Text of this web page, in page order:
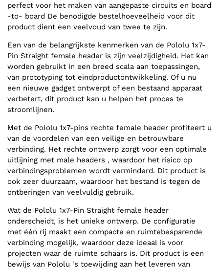
perfect voor het maken van aangepaste circuits en board
-to- board De benodigde bestelhoeveelheid voor dit
product dient een veelvoud van twee te zijn.
Een van de belangrijkste kenmerken van de Pololu 1x7-
Pin Straight female header is zijn veelzijdigheid. Het kan
worden gebruikt in een breed scala aan toepassingen,
van prototyping tot eindproductontwikkeling. Of u nu
een nieuwe gadget ontwerpt of een bestaand apparaat
verbetert, dit product kan u helpen het proces te
stroomlijnen.
Met de Pololu 1x7-pins rechte female header profiteert u
van de voordelen van een veilige en betrouwbare
verbinding. Het rechte ontwerp zorgt voor een optimale
uitlijning met male headers , waardoor het risico op
verbindingsproblemen wordt verminderd. Dit product is
ook zeer duurzaam, waardoor het bestand is tegen de
ontberingen van veelvuldig gebruik.
Wat de Pololu 1x7-Pin Straight female header
onderscheidt, is het unieke ontwerp. De configuratie
met één rij maakt een compacte en ruimtebesparende
verbinding mogelijk, waardoor deze ideaal is voor
projecten waar de ruimte schaars is. Dit product is een
bewijs van Pololu 's toewijding aan het leveren van